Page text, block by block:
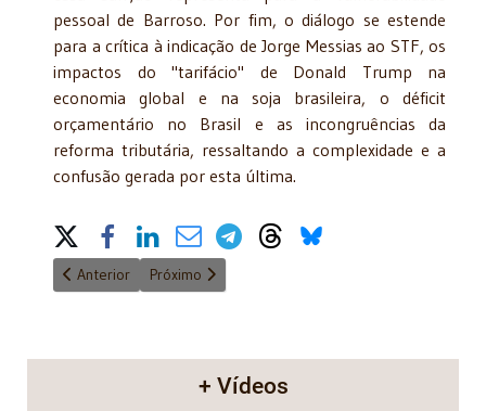
pessoal de Barroso. Por fim, o diálogo se estende
para a crítica à indicação de Jorge Messias ao STF, os
impactos do "tarifácio" de Donald Trump na
economia global e na soja brasileira, o déficit
orçamentário no Brasil e as incongruências da
reforma tributária, ressaltando a complexidade e a
confusão gerada por esta última.
Share on Social Media
Artigo anterior: Reforma Tributária: Exame de alguns aspectos
Anterior Próximo artigo: DR KIYOSHI HARADA COMENTA
Próximo
+ Vídeos